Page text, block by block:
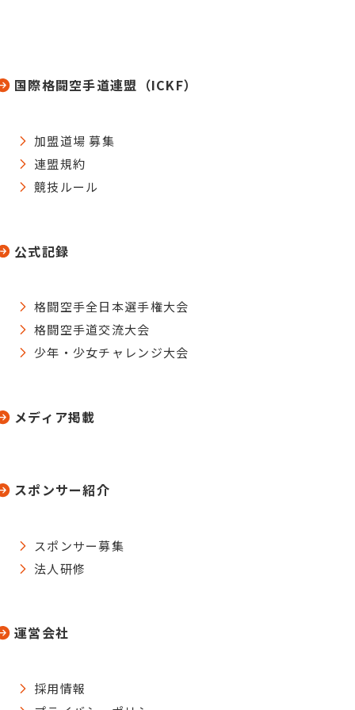
国際格闘空手道連盟（ICKF）
加盟道場 募集
連盟規約
競技ルール
公式記録
格闘空手全日本選手権大会
格闘空手道交流大会
少年・少女チャレンジ大会
メディア掲載
スポンサー紹介
スポンサー募集
法人研修
運営会社
採用情報